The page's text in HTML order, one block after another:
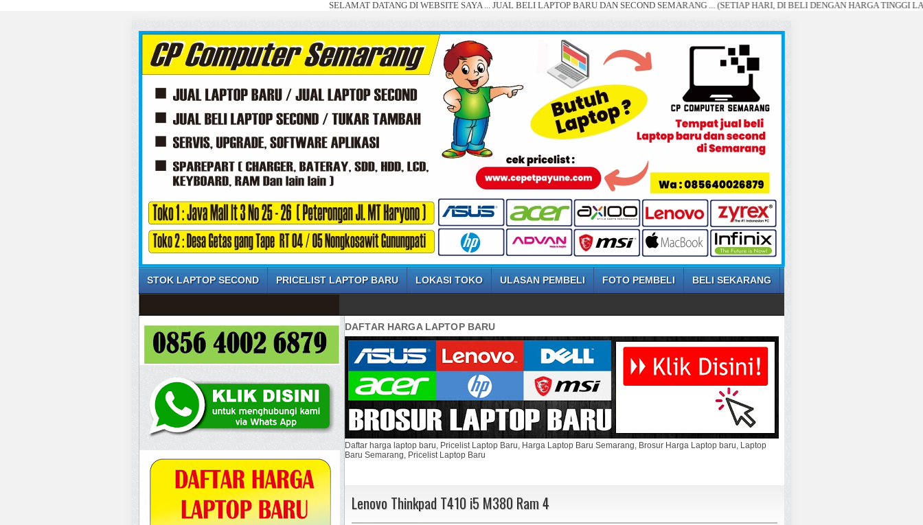
SELAMAT DATANG DI WEBSITE SAYA ... JUAL BELI LAPTOP BARU DAN SECOND SEMARANG ... (SETIAP HARI, DI BELI DENGAN HARGA TINGGI LAPTOP
STOK LAPTOP SECOND PRICELIST LAPTOP BARU LOKASI TOKO ULASAN PEMBELI FOTO PEMBELI BELI SEKARANG
DAFTAR HARGA LAPTOP BARU
Daftar harga laptop baru, Pricelist Laptop Baru, Harga Laptop Baru Semarang, Brosur Harga Laptop baru, Laptop
Baru Semarang, Pricelist Laptop Baru
Lenovo Thinkpad T410 i5 M380 Ram 4